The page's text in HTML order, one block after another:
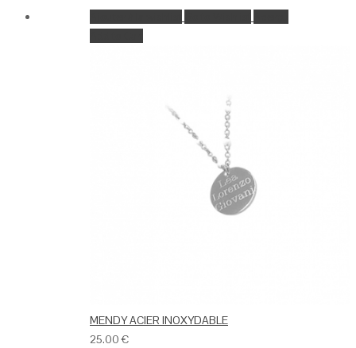
MENDY ACIER INOXYDABLE
25.00€